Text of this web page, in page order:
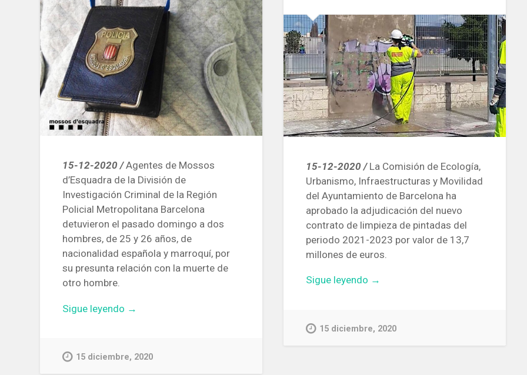
15-12-2020 /Agentes de Mossos
d’Esquadra de la División de
Investigación Criminal de la Región
Policial Metropolitana Barcelona
detuvieron el pasado domingo a dos
hombres, de 25 y 26 años, de
nacionalidad española y marroquí, por
su presunta relación con la muerte de
otro hombre.
Sigue leyendo «Detienen
hombres
→
15 diciembre, 2020
15-12-2020 /La Comisión de Ecología,
Urbanismo, Infraestructuras y Movilidad
del Ayuntamiento de Barcelona ha
aprobado la adjudicación del nuevo
contrato de limpieza de pintadas del
periodo 2021-2023 por valor de 13,7
millones de euros.
Sigue leyendo «Aprobado
contrato
→
15 diciembre, 2020